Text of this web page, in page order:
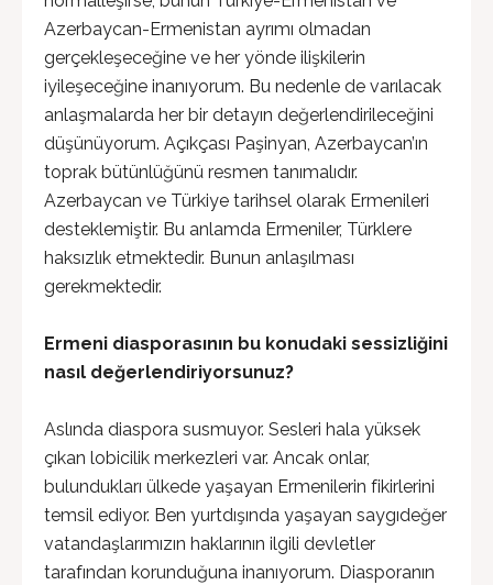
Azerbaycan-Ermenistan ayrımı olmadan
gerçekleşeceğine ve her yönde ilişkilerin
iyileşeceğine inanıyorum. Bu nedenle de varılacak
anlaşmalarda her bir detayın değerlendirileceğini
düşünüyorum. Açıkçası Paşinyan, Azerbaycan’ın
toprak bütünlüğünü resmen tanımalıdır.
Azerbaycan ve Türkiye tarihsel olarak Ermenileri
desteklemiştir. Bu anlamda Ermeniler, Türklere
haksızlık etmektedir. Bunun anlaşılması
gerekmektedir.
Ermeni diasporasının bu konudaki sessizliğini
nasıl değerlendiriyorsunuz?
Aslında diaspora susmuyor. Sesleri hala yüksek
çıkan lobicilik merkezleri var. Ancak onlar,
bulundukları ülkede yaşayan Ermenilerin fikirlerini
temsil ediyor. Ben yurtdışında yaşayan saygıdeğer
vatandaşlarımızın haklarının ilgili devletler
tarafından korunduğuna inanıyorum. Diasporanın